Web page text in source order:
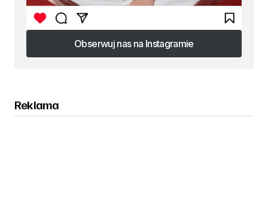
Obserwuj nas na Instagramie
Obserwuj nas na Instagramie
Reklama